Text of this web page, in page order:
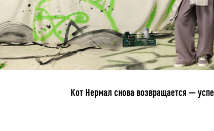
Кот Нермал снова возвращается —